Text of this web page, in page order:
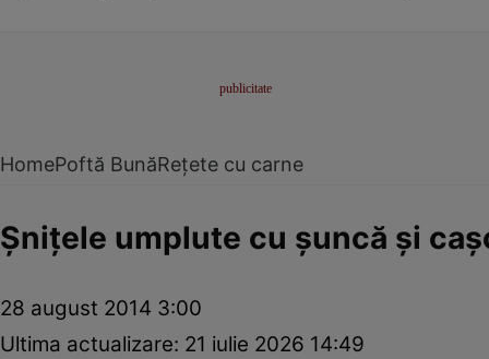
HomePoftă BunăRețete cu carne
Şniţele umplute cu şuncă şi
28 august 2014 3:00
Ultima actualizare: 21 iulie 2026 14:49